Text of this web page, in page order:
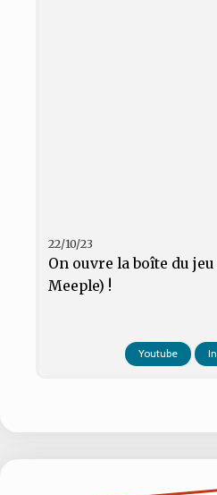
22/10/23
On ouvre la boîte du
Meeple) !
Youtube